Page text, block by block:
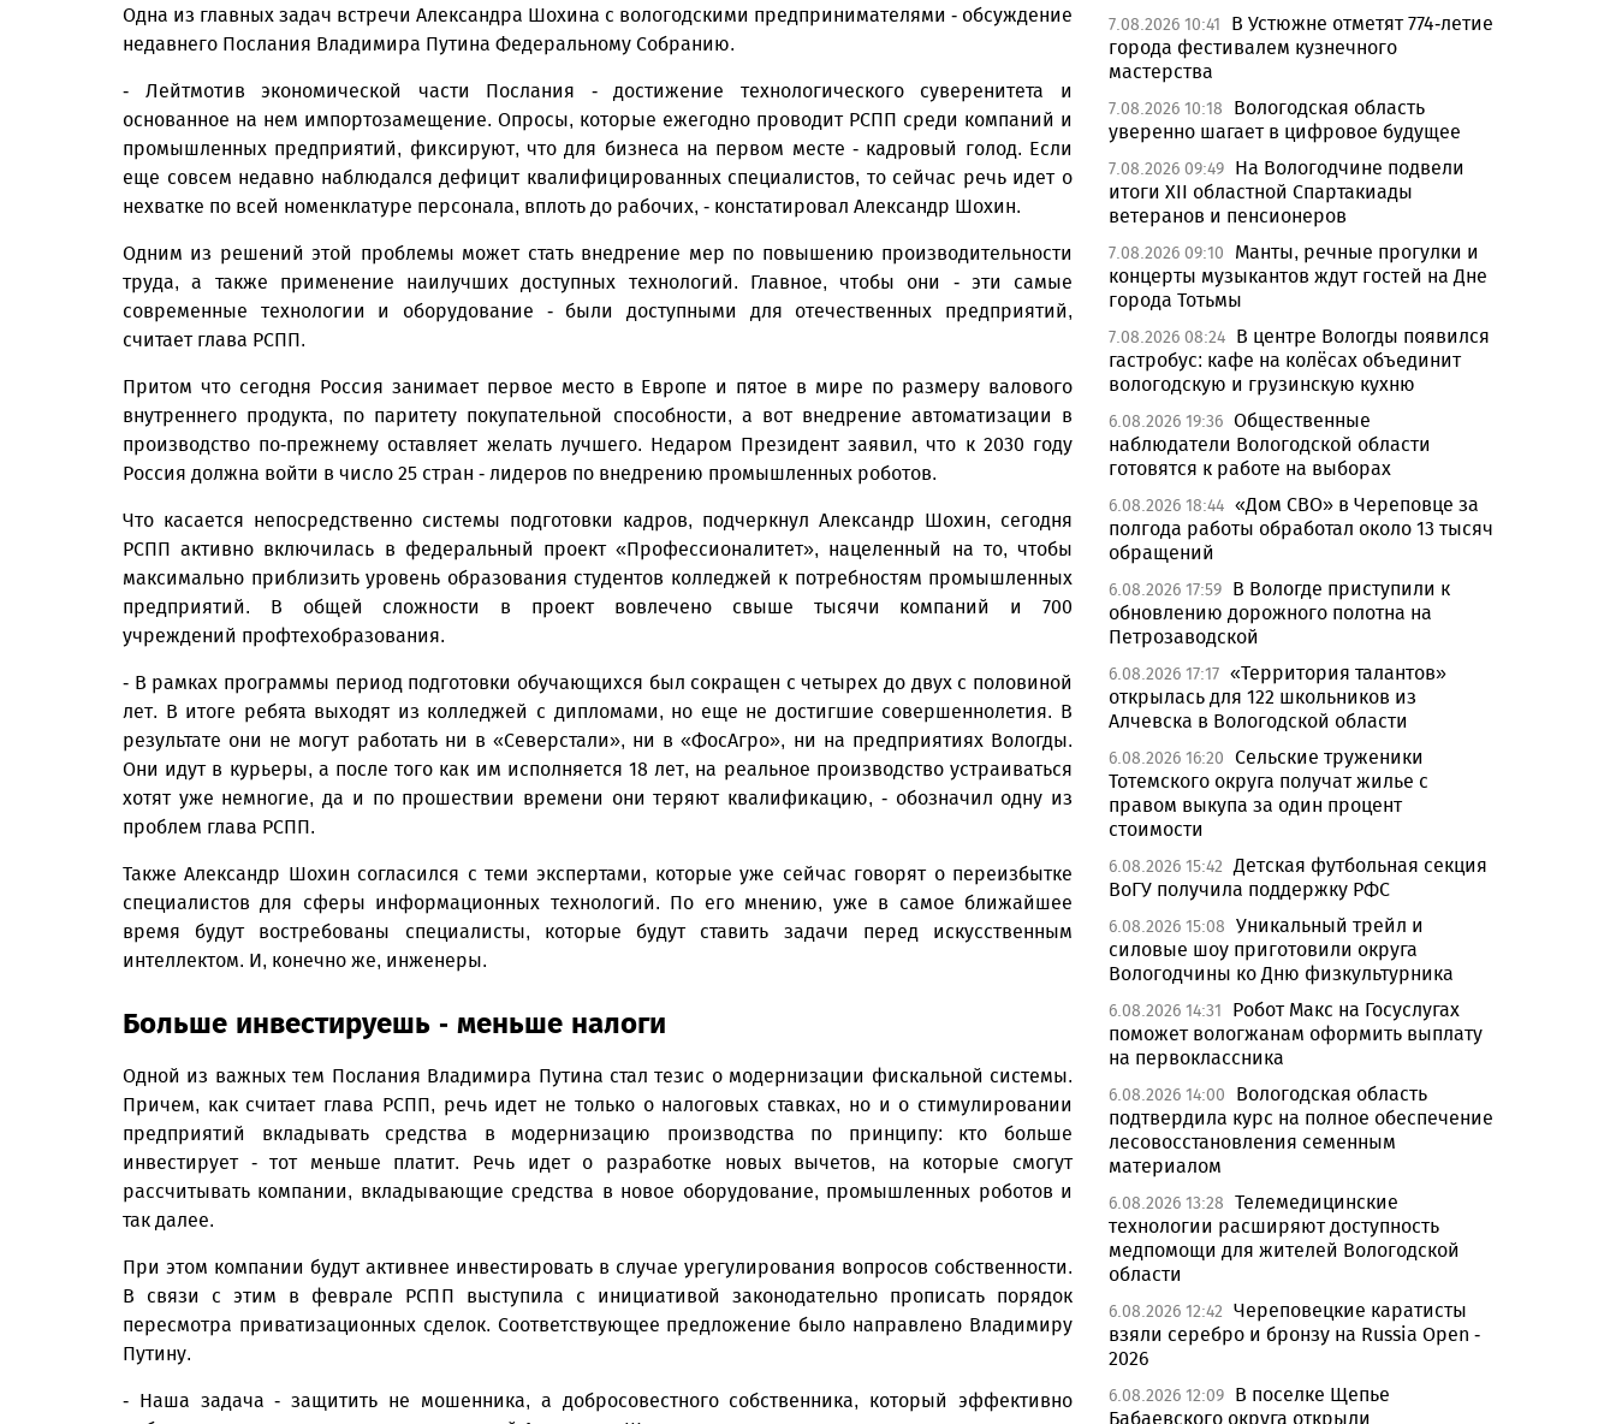
Одна из главных задач встречи Александра Шохина с вологодскими предпринимателями - обсуждение
недавнего Послания Владимира Путина Федеральному Собранию.
- Лейтмотив экономической части Послания - достижение технологического суверенитета и
основанное на нем импортозамещение. Опросы, которые ежегодно проводит РСПП среди компаний и
промышленных предприятий, фиксируют, что для бизнеса на первом месте - кадровый голод. Если
еще совсем недавно наблюдался дефицит квалифицированных специалистов, то сейчас речь идет о
нехватке по всей номенклатуре персонала, вплоть до рабочих, - констатировал Александр Шохин.
Одним из решений этой проблемы может стать внедрение мер по повышению производительности
труда, а также применение наилучших доступных технологий. Главное, чтобы они - эти самые
современные технологии и оборудование - были доступными для отечественных предприятий,
считает глава РСПП.
Притом что сегодня Россия занимает первое место в Европе и пятое в мире по размеру валового
внутреннего продукта, по паритету покупательной способности, а вот внедрение автоматизации в
производство по-прежнему оставляет желать лучшего. Недаром Президент заявил, что к 2030 году
Россия должна войти в число 25 стран - лидеров по внедрению промышленных роботов.
Что касается непосредственно системы подготовки кадров, подчеркнул Александр Шохин, сегодня
РСПП активно включилась в федеральный проект «Профессионалитет», нацеленный на то, чтобы
максимально приблизить уровень образования студентов колледжей к потребностям промышленных
предприятий. В общей сложности в проект вовлечено свыше тысячи компаний и 700
учреждений профтехобразования.
- В рамках программы период подготовки обучающихся был сокращен с четырех до двух с половиной
лет. В итоге ребята выходят из колледжей с дипломами, но еще не достигшие совершеннолетия. В
результате они не могут работать ни в «Северстали», ни в «ФосАгро», ни на предприятиях Вологды.
Они идут в курьеры, а после того как им исполняется 18 лет, на реальное производство устраиваться
хотят уже немногие, да и по прошествии времени они теряют квалификацию, - обозначил одну из
проблем глава РСПП.
Также Александр Шохин согласился с теми экспертами, которые уже сейчас говорят о переизбытке
специалистов для сферы информационных технологий. По его мнению, уже в самое ближайшее
время будут востребованы специалисты, которые будут ставить задачи перед искусственным
интеллектом. И, конечно же, инженеры.
Больше инвестируешь - меньше налоги
Одной из важных тем Послания Владимира Путина стал тезис о модернизации фискальной системы.
Причем, как считает глава РСПП, речь идет не только о налоговых ставках, но и о стимулировании
предприятий вкладывать средства в модернизацию производства по принципу: кто больше
инвестирует - тот меньше платит. Речь идет о разработке новых вычетов, на которые смогут
рассчитывать компании, вкладывающие средства в новое оборудование, промышленных роботов и
так далее.
При этом компании будут активнее инвестировать в случае урегулирования вопросов собственности.
В связи с этим в феврале РСПП выступила с инициативой законодательно прописать порядок
пересмотра приватизационных сделок. Соответствующее предложение было направлено Владимиру
Путину.
- Наша задача - защитить не мошенника, а добросовестного собственника, который эффективно
7.08.2026 10:41
В Устюжне отметят 774-летие
города фестивалем кузнечного
мастерства
7.08.2026 10:18
Вологодская область
уверенно шагает в цифровое будущее
7.08.2026 09:49 На Вологодчине подвели
итоги XII областной Спартакиады
ветеранов и пенсионеров
7.08.2026 09:10
Манты, речные прогулки и
концерты музыкантов ждут гостей на Дне
города Тотьмы
7.08.2026 08:24 В центре Вологды появился
гастробус: кафе на колёсах объединит
вологодскую и грузинскую кухню
6.08.2026 19:36 Общественные
наблюдатели Вологодской области
готовятся к работе на выборах
6.08.2026 18:44 «Дом СВО» в Череповце за
полгода работы обработал около 13 тысяч
обращений
6.08.2026 17:59 В Вологде приступили к
обновлению дорожного полотна на
Петрозаводской
6.08.2026 17:17 «Территория талантов»
открылась для 122 школьников из
Алчевска в Вологодской области
6.08.2026 16:20 Сельские труженики
Тотемского округа получат жилье с
правом выкупа за один процент
стоимости
6.08.2026 15:42 Детская футбольная секция
ВоГУ получила поддержку РФС
6.08.2026 15:08 Уникальный трейл и
силовые шоу приготовили округа
Вологодчины ко Дню физкультурника
6.08.2026 14:31
Робот Макс на Госуслугах
поможет вологжанам оформить выплату
на первоклассника
6.08.2026 14:00
Вологодская область
подтвердила курс на полное обеспечение
лесовосстановления семенным
материалом
6.08.2026 13:28 Телемедицинские
технологии расширяют доступность
медпомощи для жителей Вологодской
области
6.08.2026 12:42 Череповецкие каратисты
взяли серебро и бронзу на Russia Open -
2026
6.08.2026 12:09 В поселке Щепье
Бабаевского округа открыли